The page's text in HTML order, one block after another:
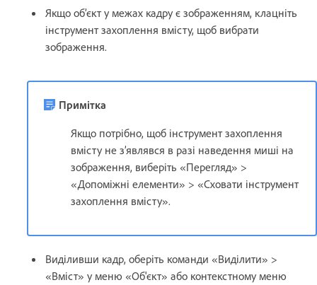
Якщо об’єкт у межах кадру є зображенням, клацніть
інструмент захоплення вмісту, щоб вибрати
зображення.
Примітка
Якщо потрібно, щоб інструмент захоплення
вмісту не з’являвся в разі наведення миші на
зображення, виберіть «Перегляд» >
«Допоміжні елементи» > «Сховати інструмент
захоплення вмісту».
Виділивши кадр, оберіть команди «Виділити» >
«Вміст» у меню «Об'єкт» або контекстному меню